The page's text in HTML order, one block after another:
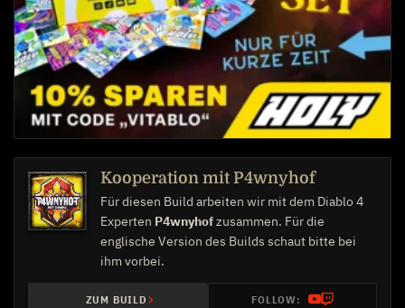
Kooperation mit P4wnyhof
Für diesen Build arbeiten wir mit dem Diablo 4
Experten P4wnyhofzusammen. Für die
englische Version des Builds schaut bitte bei
ihm vorbei.
ZUM BUILD FOLLOW: